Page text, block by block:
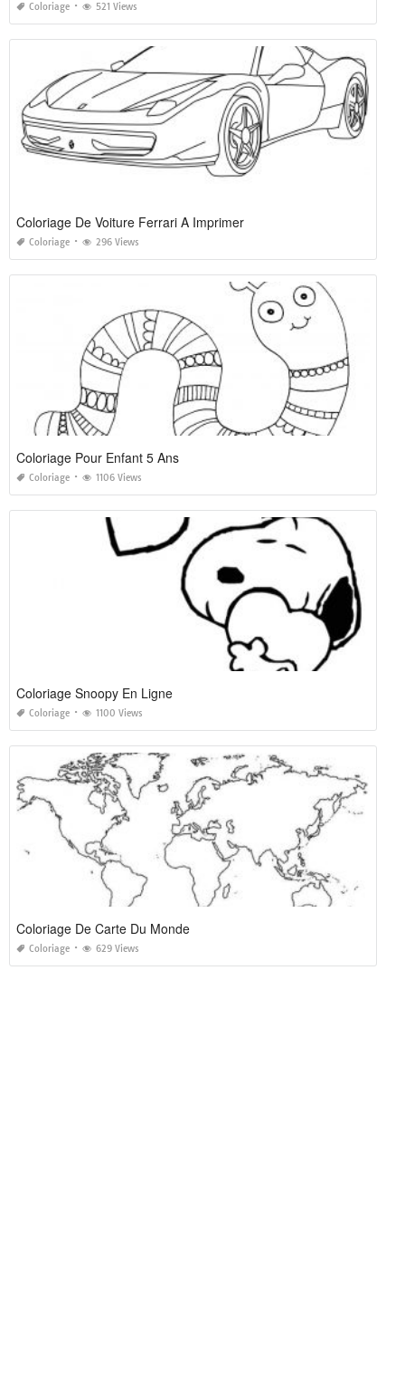
Coloriage 521 Views
Coloriage De Voiture Ferrari A Imprimer
Coloriage 296 Views
Coloriage Pour Enfant 5 Ans
Coloriage 1106 Views
Coloriage Snoopy En Ligne
Coloriage 1100 Views
Coloriage De Carte Du Monde
Coloriage 629 Views